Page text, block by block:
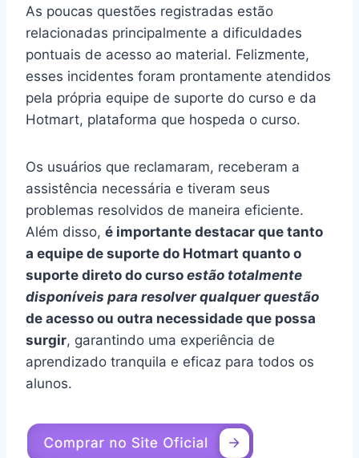
As poucas questões registradas estão
relacionadas principalmente a dificuldades
pontuais de acesso ao material. Felizmente,
esses incidentes foram prontamente atendidos
pela própria equipe de suporte do curso e da
Hotmart, plataforma que hospeda o curso.
Os usuários que reclamaram, receberam a
assistência necessária e tiveram seus
problemas resolvidos de maneira eficiente.
Além disso, é importante destacar que tanto
a equipe de suporte do Hotmart quanto o
suporte direto do curso estão totalmente
disponíveis para resolver qualquer questão
de acesso ou outra necessidade que possa
surgir, garantindo uma experiência de
aprendizado tranquila e eficaz para todos os
alunos.